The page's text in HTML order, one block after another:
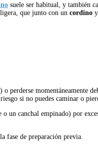
suele ser habitual, y también
que junto con un cordino
momentáneamente
si no puedes caminar o
un canchal empinado) por
fase de preparación previa.